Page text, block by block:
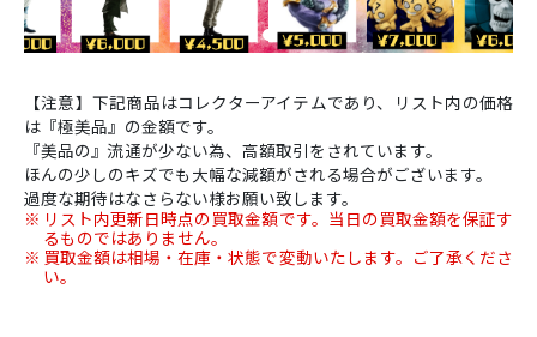
【注意】下記商品はコレクターアイテムであり、リスト内の価格
は『極美品』の金額です。
『美品の』流通が少ない為、高額取引をされています。
ほんの少しのキズでも大幅な減額がされる場合がございます。
過度な期待はなさらない様お願い致します。
リスト内更新日時点の買取金額です。当日の買取金額を保証す
るものではありません。
買取金額は相場・在庫・状態で変動いたします。ご了承くださ
い。